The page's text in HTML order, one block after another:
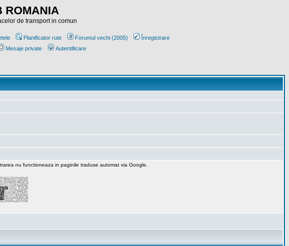
ROMANIA
de transport in comun
Planificator rute Forumul vechi (2005)
Înregistrare
Mesaje private Autentificare
nu functioneaza in paginile traduse automat via Google.